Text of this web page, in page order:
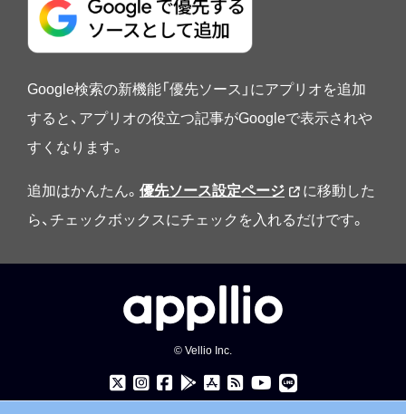
Google検索の新機能「優先ソース」にアプリオを追加
すると、アプリオの役立つ記事がGoogleで表示されや
すくなります。
追加はかんたん。 優先ソース設定ページ
に移動した
ら、チェックボックスにチェックを入れるだけです。
© Vellio Inc.